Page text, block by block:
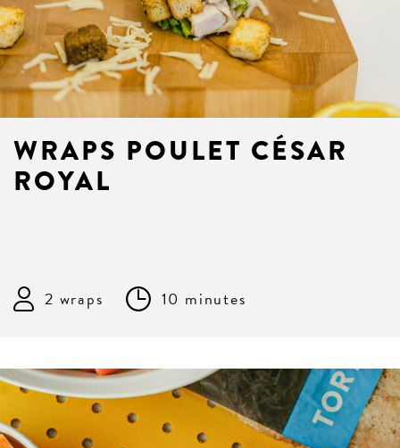
WRAPS POULET CÉSAR
ROYAL
2 wraps 10 minutes